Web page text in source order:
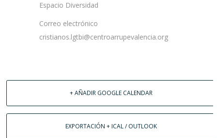
Espacio Diversidad
Correo electrónico
cristianos.lgtbi@centroarrupevalencia.org
+ AÑADIR GOOGLE CALENDAR
EXPORTACIÓN + ICAL / OUTLOOK